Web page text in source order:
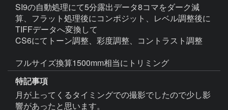
SI9の自動処理にて5分露出データ8コマをダーク減
算、フラット処理後にコンポジット、レベル調整後に
TIFFデータへ変換して
CS6にてトーン調整、彩度調整、コントラスト調整
フルサイズ換算1500mm相当にトリミング
特記事項
月が上ってくるタイミングでの撮影でしたので少し影
響があったと思います。